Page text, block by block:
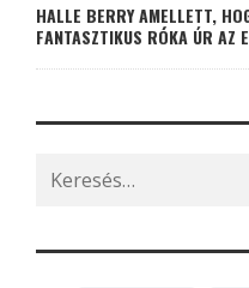
HALLE BERRY AMELLETT,
FANTASZTIKUS RÓKA ÚR AZ
Search
for: